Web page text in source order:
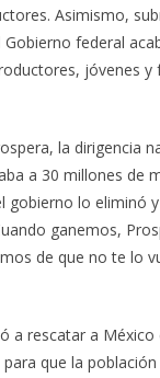
Asimismo,
Gobierno federal
jóvenes y
la dirigencia
a 30 millones de
gobierno lo eliminó
ganemos,
de que no te lo
a rescatar a
que la